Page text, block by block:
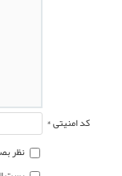
کد امنیتی *
نظر